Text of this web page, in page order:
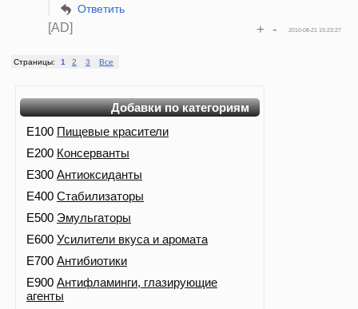
Ответить
[AD] 2010-08-21 15:23:27
+ -
Страницы: 1 2 3 Все
Добавки по категориям
E100 Пищевые красители
E200 Консерванты
E300 Антиоксиданты
E400 Стабилизаторы
E500 Эмульгаторы
E600 Усилители вкуса и аромата
E700 Антибиотики
E900 Антифламинги, глазирующие
агенты